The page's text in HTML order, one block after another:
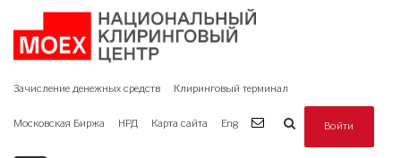
Зачисление денежных средств Клиринговый терминал
Московская Биржа НРД Карта сайта Eng Войти